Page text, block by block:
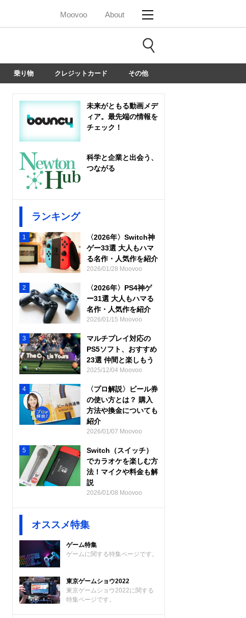
Moovoo About
乗り物 クレジットカード その他
未来がともる動画メデ
ィア。最先端の情報を
チェック！
科学と企業と出会う、
つながる
ランキング
1
〈2026年〉Switch神
ゲー33選 大人もハマ
る名作・人気作を紹介
2026/01/28 Moovoo
2
〈2026年〉PS4神ゲ
ー31選 大人もハマる
名作・人気作を紹介
2026/01/15 Moovoo
3
マルチプレイ対応の
PS5ソフト、おすすめ
23選 仲間と楽しもう
2025/12/04 Moovoo
4
〈プロ解説〉ビール券
の使い方とは？ 購入
方法や換金についても
紹介
2026/01/07 Moovoo
5
Switch（スイッチ）
でカラオケを楽しむ方
法！マイクや料金も解
説
2026/01/08 Moovoo
オススメ特集
ゲーム特集
ゲームに関する特集ページです。
東京ゲームショウ2022
東京ゲームショウ2022に関する
特集ページです。